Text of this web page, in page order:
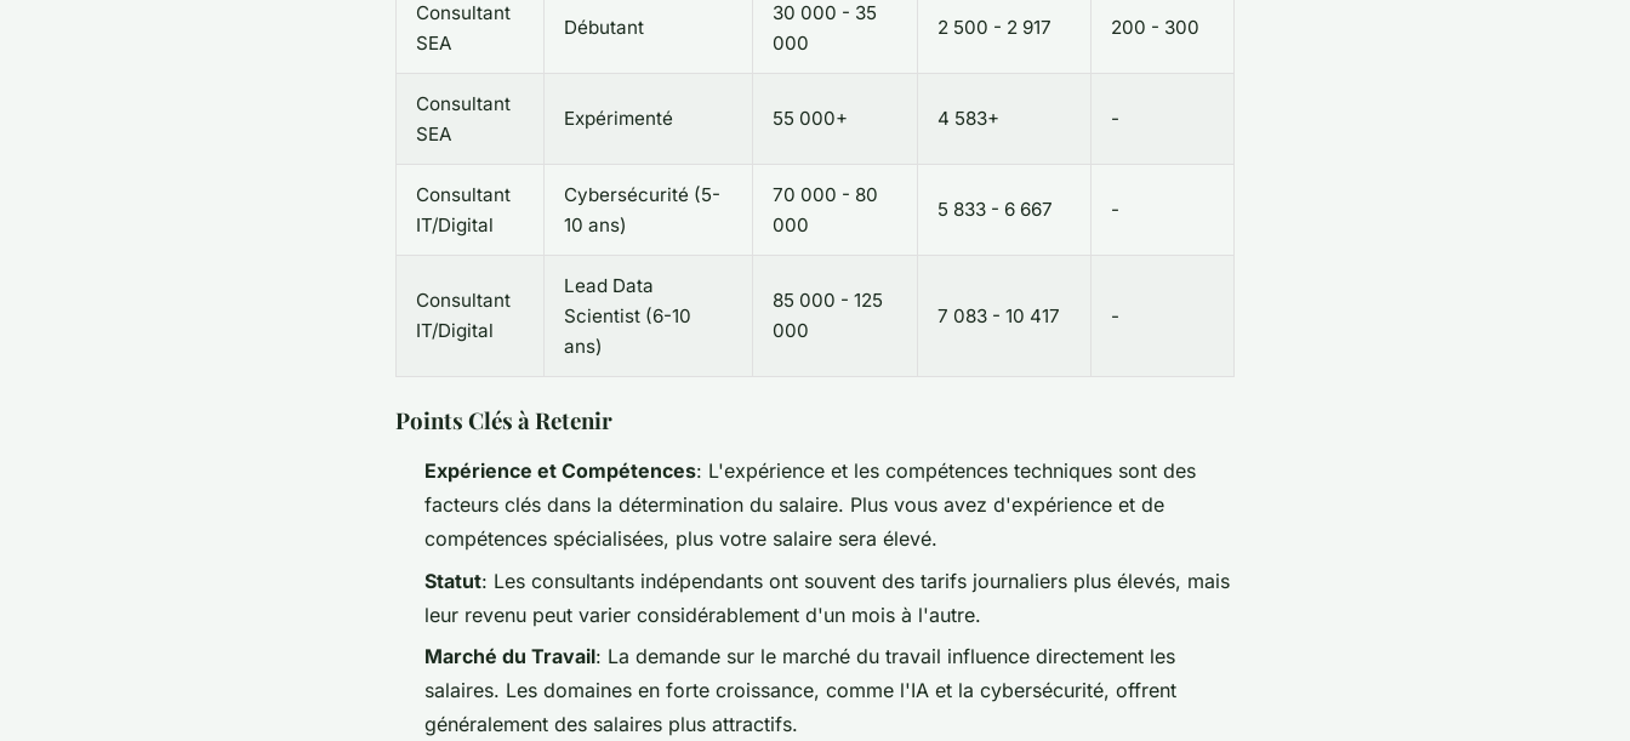
Consultant
SEA
Débutant
30 000 - 35
000
2 500 - 2 917 200 - 300
Consultant
SEA
Expérimenté 55 000+ 4 583+ -
Consultant
IT/Digital
Cybersécurité (5-
10 ans)
70 000 - 80
000
5 833 - 6 667 -
Consultant
IT/Digital
Lead Data
Scientist (6-10
ans)
85 000 - 125
000
7 083 - 10 417 -
Points Clés à Retenir
Expérience et Compétences: L'expérience et les compétences techniques sont des
facteurs clés dans la détermination du salaire. Plus vous avez d'expérience et de
compétences spécialisées, plus votre salaire sera élevé.
Statut: Les consultants indépendants ont souvent des tarifs journaliers plus élevés, mais
leur revenu peut varier considérablement d'un mois à l'autre.
Marché du Travail: La demande sur le marché du travail influence directement les
salaires. Les domaines en forte croissance, comme l'IA et la cybersécurité, offrent
généralement des salaires plus attractifs.